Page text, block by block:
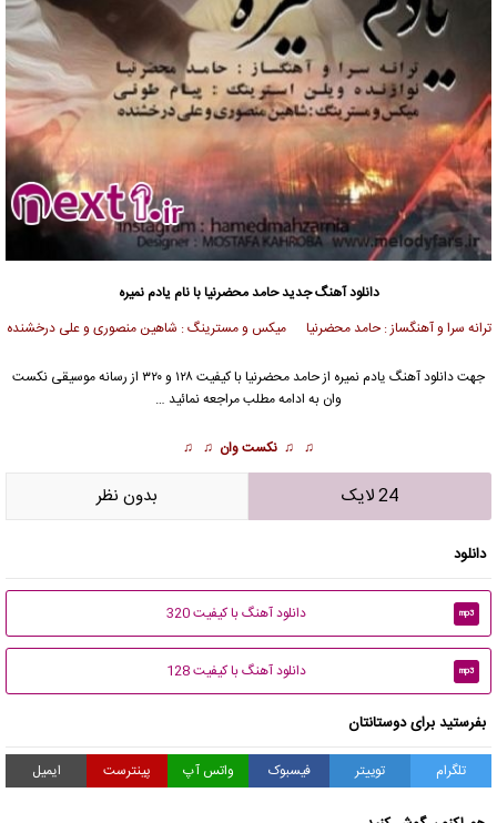
دانلود آهنگ جدیدحامد محضرنیابا نام یادم نمیره
ترانه سرا و آهنگساز : حامد محضرنیا میکس و مسترینگ : شاهین منصوری و علی درخشنده
جهت دانلود آهنگ یادم نمیره ازحامد محضرنیا
با کیفیت ۱۲۸ و ۳۲۰ از رسانه موسیقی نکست
وان به ادامه مطلب مراجعه نمائید …
♫ ♫ نکست وان ♫ ♫
24 لایک بدون نظر
دانلود
mp3 دانلود آهنگ با کیفیت 320
mp3 دانلود آهنگ با کیفیت 128
بفرستید برای دوستانتان
تلگرام توییتر فیسبوک واتس آپ پینترست ایمیل